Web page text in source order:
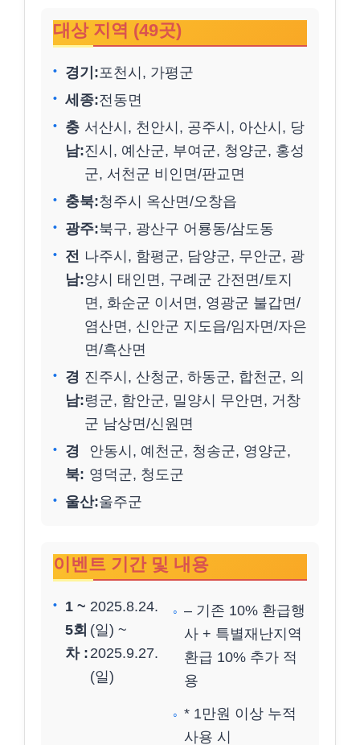
대상 지역 (49곳)
경기:포천시, 가평군
세종:전동면
충
남:
서산시, 천안시, 공주시, 아산시, 당
진시, 예산군, 부여군, 청양군, 홍성
군, 서천군 비인면/판교면
충북:청주시 옥산면/오창읍
광주:북구, 광산구 어룡동/삼도동
전
남:
나주시, 함평군, 담양군, 무안군, 광
양시 태인면, 구례군 간전면/토지
면, 화순군 이서면, 영광군 불갑면/
염산면, 신안군 지도읍/임자면/자은
면/흑산면
경
남:
진주시, 산청군, 하동군, 합천군, 의
령군, 함안군, 밀양시 무안면, 거창
군 남상면/신원면
경
북:
안동시, 예천군, 청송군, 영양군,
영덕군, 청도군
울산:울주군
이벤트 기간 및 내용
1 ~
5회
차 :
2025.8.24.
(일) ~
2025.9.27.
(일)
– 기존 10% 환급행
사 + 특별재난지역
환급 10% 추가 적
용
* 1만원 이상 누적
사용 시